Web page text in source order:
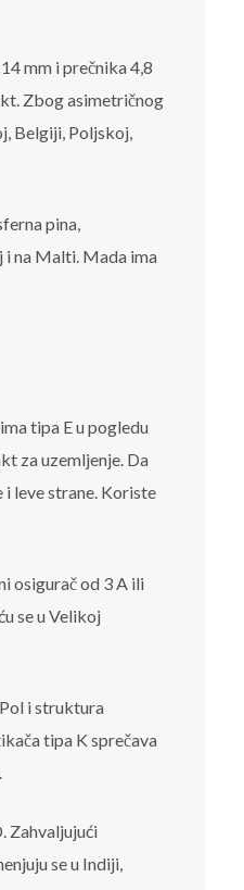
mm i prečnika 4,8
Zbog asimetričnog
Belgiji, Poljskoj,
pina,
i na Malti. Mada ima
tipa E u pogledu
za uzemljenje. Da
i leve strane. Koriste
osigurač od 3 A ili
se u Velikoj
i struktura
tipa K sprečava
Zahvaljujući
se u Indiji,